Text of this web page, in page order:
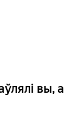
вы, а